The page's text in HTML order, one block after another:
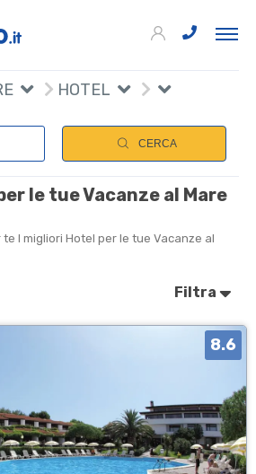
HOTEL
CERCA
le tue Vacanze al Mare
I migliori Hotel per le tue Vacanze al
Filtra
8.6